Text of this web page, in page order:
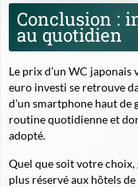
Conclusion :
au quotidien
Le prix d'un WC japonais
euro investi se retrouve
d'un smartphone haut de
routine quotidienne et
adopté.
Quel que soit votre choix,
plus réservé aux hôtels